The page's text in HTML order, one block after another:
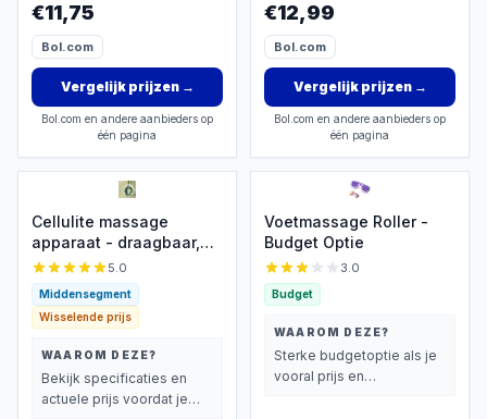
Bindweefselmassages -
Relax
€11,75
Bol.com
Vergelijk prijzen→
Bol.com en andere aanbieders op
één pagina
€12,99
Bol.com
Vergelijk prijzen→
Bol.com en andere aanbieders op
één pagina
Cellulite massage
apparaat - draagbaar,
instelbaar, groen
5.0
Middensegment
Wisselende prijs
WAAROM DEZE?
Bekijk specificaties en
actuele prijs voordat je
Voetmassage Roller -
Budget Optie
3.0
Budget
WAAROM DEZE?
Sterke budgetoptie als je
vooral prijs en